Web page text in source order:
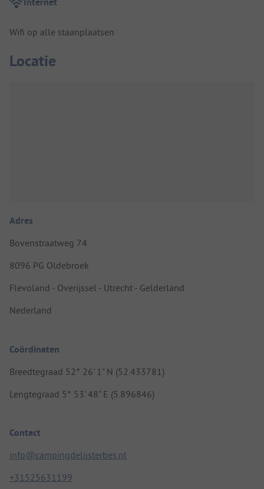
Wifi op alle staanplaatsen
Locatie
Adres
Bovenstraatweg 74
8096 PG Oldebroek
Flevoland - Overijssel - Utrecht - Gelderland
Nederland
Coördinaten
Breedtegraad 52° 26' 1" N (52.433781)
Lengtegraad 5° 53' 48" E (5.896846)
Contact
info@campingdelijsterbes.nl
+31525631199